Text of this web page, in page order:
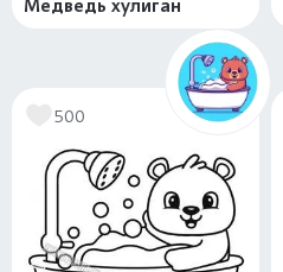
Медведь хулиган
500